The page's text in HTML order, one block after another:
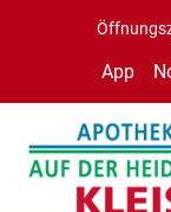
App